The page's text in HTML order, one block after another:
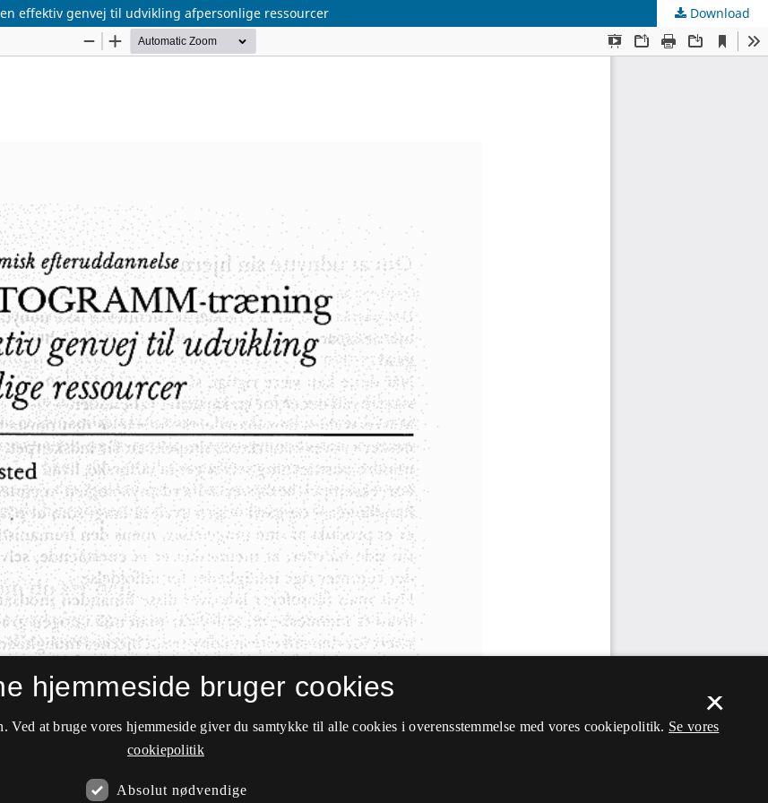
effektiv genvej til udvikling afpersonlige ressourcer Download
×
hjemmeside bruger cookies
at bruge vores hjemmeside giver du samtykke til alle cookies i overensstemmelse med vores cookiepolitik. Se vores
cookiepolitik
Absolut nødvendige